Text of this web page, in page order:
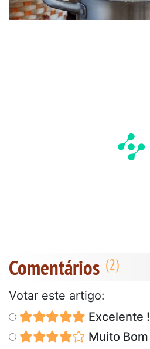
Comentários
Votar este artigo:
Excelente !
Muito Bom